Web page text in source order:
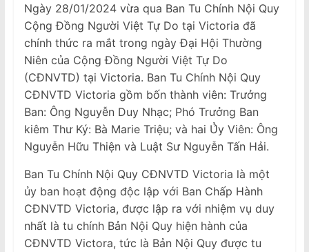
Ngày 28/01/2024 vừa qua Ban Tu Chính Nội Quy
Cộng Đồng Người Việt Tự Do tại Victoria đã
chính thức ra mắt trong ngày Đại Hội Thường
Niên của Cộng Đồng Người Việt Tự Do
(CĐNVTD) tại Victoria. Ban Tu Chính Nội Quy
CĐNVTD Victoria gồm bốn thành viên: Trưởng
Ban: Ông Nguyễn Duy Nhạc; Phó Trưởng Ban
kiêm Thư Ký: Bà Marie Triệu; và hai Ủ̉y Viên: Ông
Nguyễn Hữu Thiện và Luật Sư Nguyễn Tấn Hải.
Ban Tu Chính Nội Quy CĐNVTD Victoria là một
ủy ban hoạt động độc lập với Ban Chấp Hành
CĐNVTD Victoria, được lập ra với nhiệm vụ duy
nhất là tu chính Bản Nội Quy hiện hành của
CĐNVTD Victora, tức là Bản Nội Quy được tu